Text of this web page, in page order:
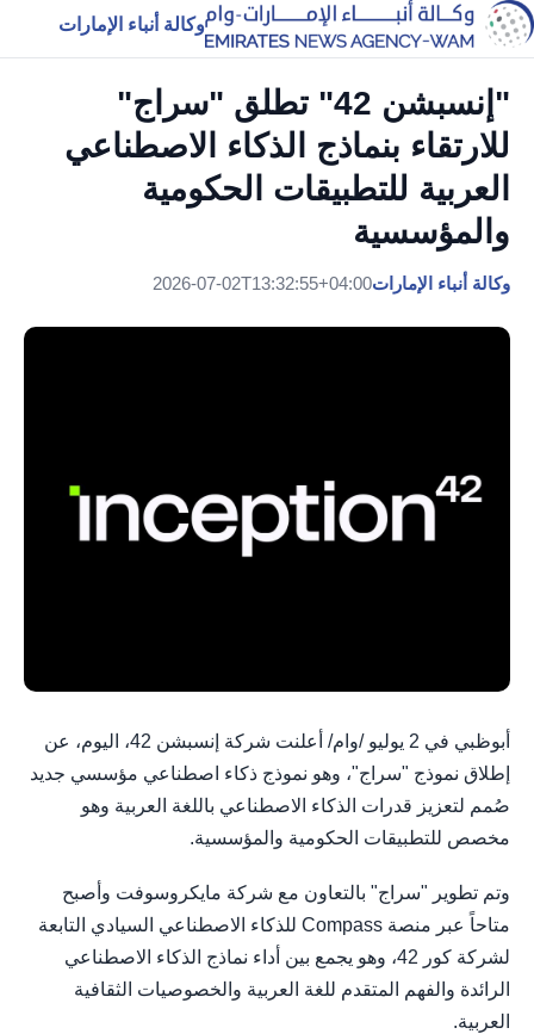
وكالة أنباء الإمارات
"إنسبشن 42" تطلق "سراج"
للارتقاء بنماذج الذكاء الاصطناعي
العربية للتطبيقات الحكومية
والمؤسسية
وكالة أنباء الإمارات2026-07-02T13:32:55+04:00
أبوظبي في 2 يوليو /وام/ أعلنت شركة إنسبشن 42، اليوم، عن
إطلاق نموذج "سراج"، وهو نموذج ذكاء اصطناعي مؤسسي جديد
صُمم لتعزيز قدرات الذكاء الاصطناعي باللغة العربية وهو
مخصص للتطبيقات الحكومية والمؤسسية.
وتم تطوير "سراج" بالتعاون مع شركة مايكروسوفت وأصبح
متاحاً عبر منصة Compass للذكاء الاصطناعي السيادي التابعة
لشركة كور 42، وهو يجمع بين أداء نماذج الذكاء الاصطناعي
الرائدة والفهم المتقدم للغة العربية والخصوصيات الثقافية
العربية.